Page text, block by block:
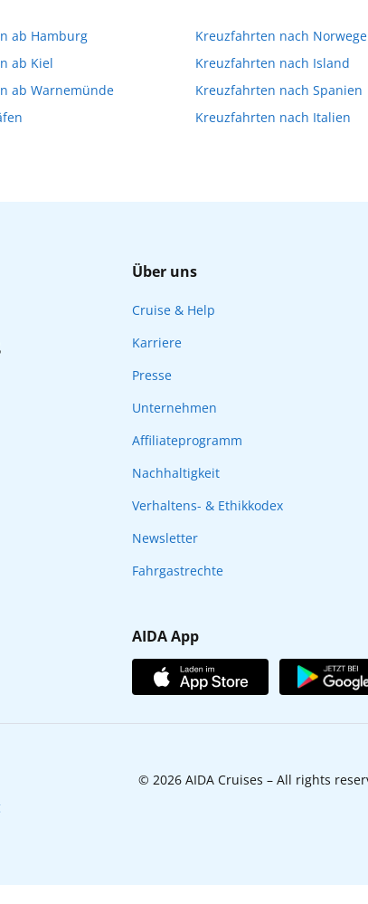
die Reservierung Ihrer Lieblingsausflüge
ab Hamburg
ab Kiel
ab Warnemünde
Kreuzfahrten nach
Kreuzfahrten nach Island
Kreuzfahrten nach Spanien
Kreuzfahrten nach Italien
Über uns
Cruise & Help
Karriere
Presse
Unternehmen
Affiliateprogramm
Nachhaltigkeit
Verhaltens- & Ethikkodex
Newsletter
Fahrgastrechte
AIDA App
© 2026 AIDA Cruises – All rights